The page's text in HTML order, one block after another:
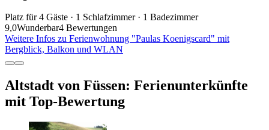
Platz für 4 Gäste · 1 Schlafzimmer · 1 Badezimmer
9,0Wunderbar4 Bewertungen
Weitere Infos zu Ferienwohnung "Paulas Koenigscard" mit
Bergblick, Balkon und WLAN
Altstadt von Füssen: Ferienunterkünfte
mit Top-Bewertung